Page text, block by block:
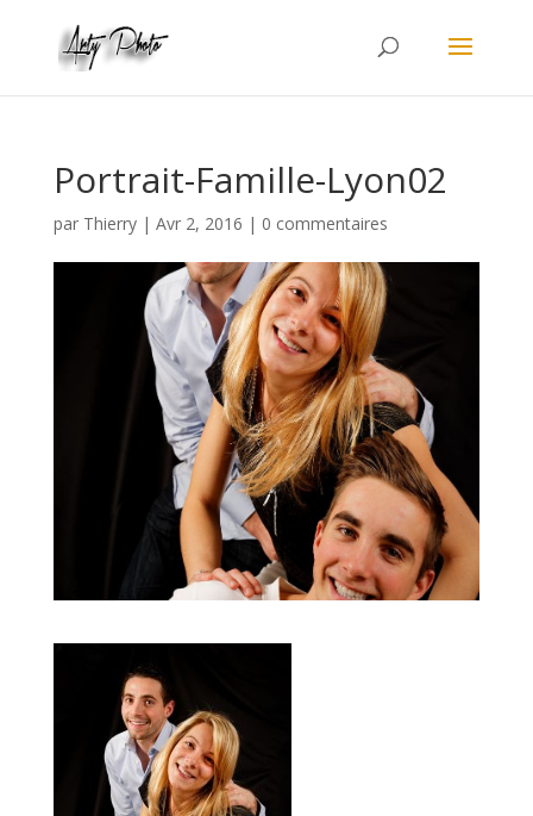
Portrait-Famille-Lyon02
par Thierry| Avr 2, 2016 | 0 commentaires